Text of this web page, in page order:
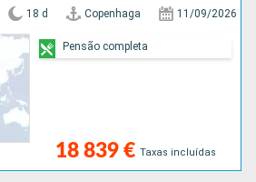
18 d Copenhaga 11/09/2026
18 839 € Taxas incluídas
Pensão completa